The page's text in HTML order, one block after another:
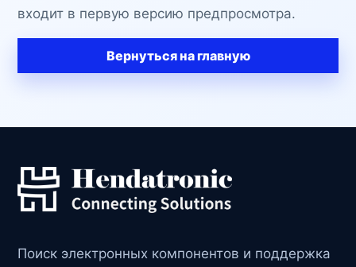
входит в первую версию предпросмотра.
Вернуться на главную
Поиск электронных компонентов и поддержка